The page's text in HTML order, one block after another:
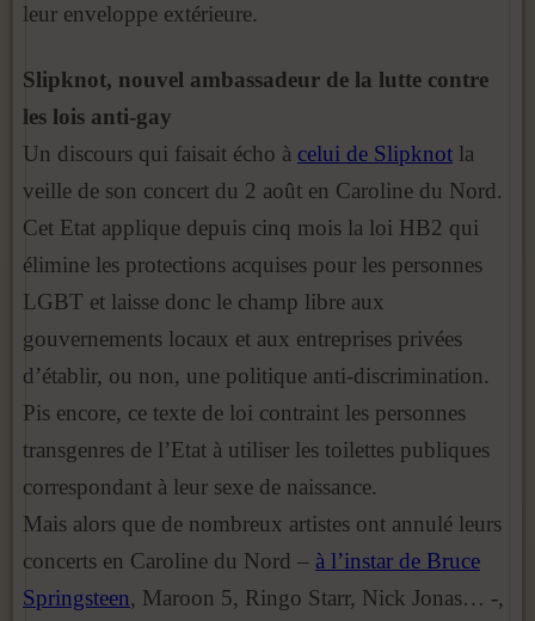
leur enveloppe extérieure.
Slipknot, nouvel ambassadeur de la lutte contre
les lois anti-gay
Un discours qui faisait écho à celui de Slipknot la
veille de son concert du 2 août en Caroline du Nord.
Cet Etat applique depuis cinq mois la loi HB2 qui
élimine les protections acquises pour les personnes
LGBT et laisse donc le champ libre aux
gouvernements locaux et aux entreprises privées
d’établir, ou non, une politique anti-discrimination.
Pis encore, ce texte de loi contraint les personnes
transgenres de l’Etat à utiliser les toilettes publiques
correspondant à leur sexe de naissance.
Mais alors que de nombreux artistes ont annulé leurs
concerts en Caroline du Nord – à l’instar de Bruce
Springsteen, Maroon 5, Ringo Starr, Nick Jonas… -,